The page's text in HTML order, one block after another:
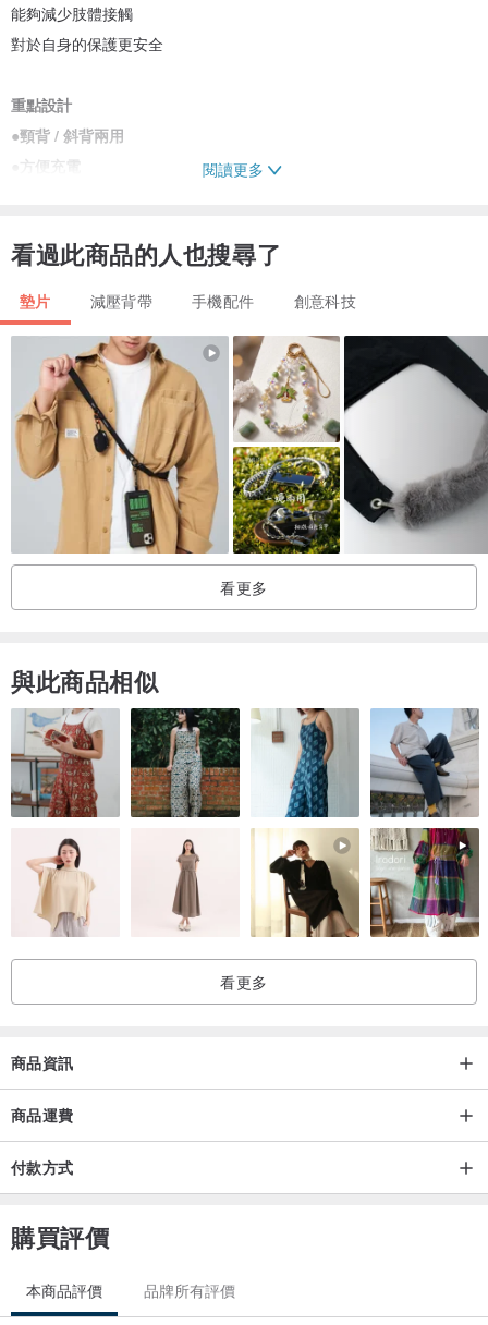
能夠減少肢體接觸
對於自身的保護更安全
重點設計
●頸背 / 斜背兩用
方便充電
●背帶附贈不繡鋼銀色墊片一枚
/材質/
布料 : 防潑水肯尼布或日韓布料 搭配深灰/淺灰減壓棉
配件 : 銀色金屬材質
/尺寸/
背帶寬度 1.5 cm
背帶長度 最短 75 cm 最長136 cm
五金配件長度 4 cm
閱讀更多
看過此商品的人也搜尋了
墊片 減壓背帶 手機配件 創意科技
看更多
與此商品相似
看更多
商品資訊
商品運費
付款方式
購買評價
本商品評價 品牌所有評價